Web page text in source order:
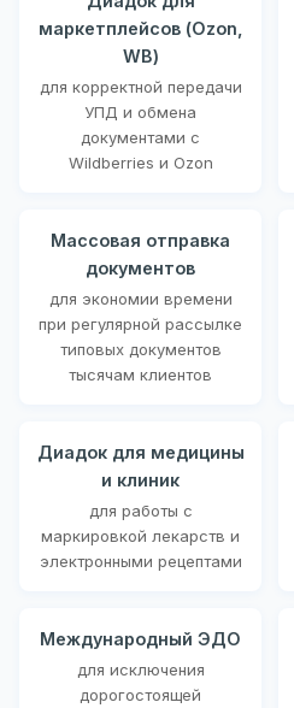
маркетплейсов (Ozon,
WB)
для корректной передачи
УПД и обмена
документами с
Wildberries и Ozon
Массовая отправка
документов
для экономии времени
при регулярной рассылке
типовых документов
тысячам клиентов
Диадок для медицины
и клиник
для работы с
маркировкой лекарств и
электронными рецептами
Международный ЭДО
для исключения
дорогостоящей